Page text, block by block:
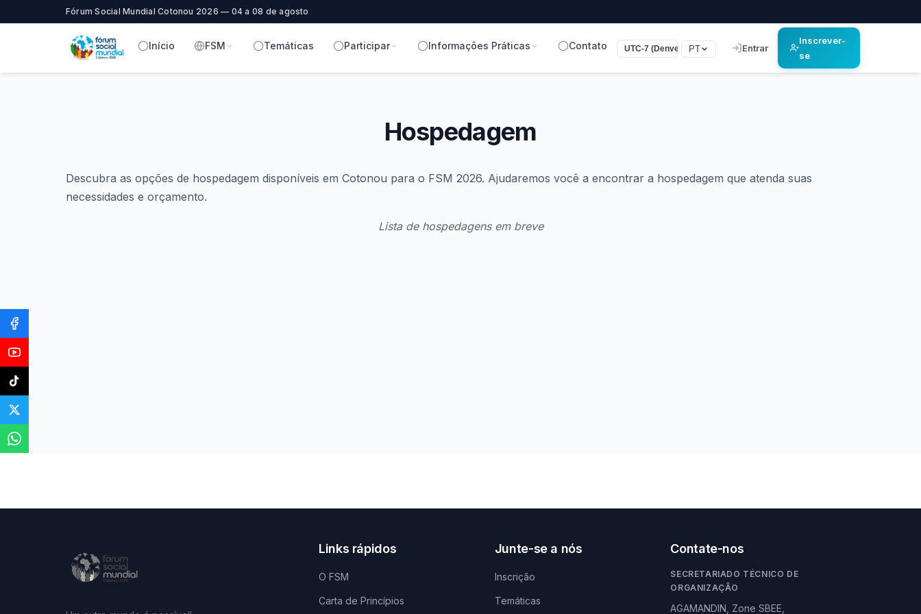
Fórum Social Mundial Cotonou 2026 — 04 a 08 de agosto
Início FSM Temáticas Participar Informações Práticas Contato UTC-7 (Denver) PT Entrar
Inscrever-
se
Hospedagem
Descubra as opções de hospedagem disponíveis em Cotonou para o FSM 2026. Ajudaremos você a encontrar a hospedagem que atenda suas
necessidades e orçamento.
Lista de hospedagens em breve
Links rápidos
O FSM
Carta de Princípios
Junte-se a nós
Inscrição
Temáticas
Contate-nos
SECRETARIADO TÉCNICO DE
ORGANIZAÇÃO
AGAMANDIN, Zone SBEE,